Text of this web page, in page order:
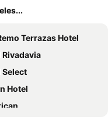
Terrazas Hotel
Rivadavia
Select
Hotel